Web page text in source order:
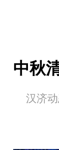
中秋
汉济